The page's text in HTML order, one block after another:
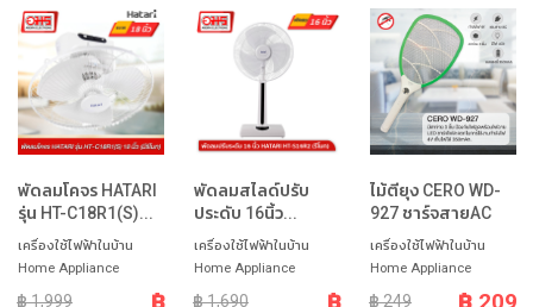
พัดลมโคจร HATARI
รุ่น HT-C18R1(S)...
เครื่องใช้ไฟฟ้าในบ้าน
Home Appliance
฿ 1,999
พัดลมสไลด์ปรับ
ประดับ 16นิ้ว...
เครื่องใช้ไฟฟ้าในบ้าน
Home Appliance
฿ 1,690
ไม้ตียุง CERO WD-
927 ชาร์จสายAC
เครื่องใช้ไฟฟ้าในบ้าน
Home Appliance
฿ 249